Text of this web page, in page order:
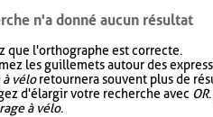
n'a donné aucun résultat
que l'orthographe est correcte.
les guillemets autour des
à véloretournera souvent plus de
d'élargir votre recherche avec OR.
à vélo.